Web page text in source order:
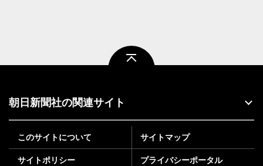
朝日新聞社の関連サイト
このサイトについて サイトマップ
サイトポリシー プライバシーポータル